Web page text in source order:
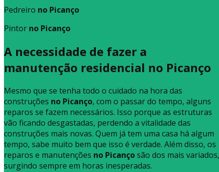
Pedreiro no Picanço
Pintor no Picanço
A necessidade de fazer a
manutenção residencial no Picanço
Mesmo que se tenha todo o cuidado na hora das
construções no Picanço, com o passar do tempo, alguns
reparos se fazem necessários. Isso porque as estruturas
vão ficando desgastadas, perdendo a vitalidade das
construções mais novas. Quem já tem uma casa há algum
tempo, sabe muito bem que isso é verdade. Além disso, os
reparos e manutenções no Picançosão dos mais variados,
surgindo sempre em horas inesperadas.